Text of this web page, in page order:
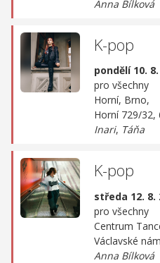
Anna Bílková
K-pop
pondělí 10.
pro všechny
Horní, Brno,
Horní 729/32,
Inari, Táňa
K-pop
středa 12. 8.
pro všechny
Centrum
Václavské
Anna Bílková